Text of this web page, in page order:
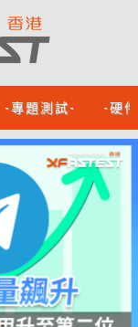
-專題測試- -硬